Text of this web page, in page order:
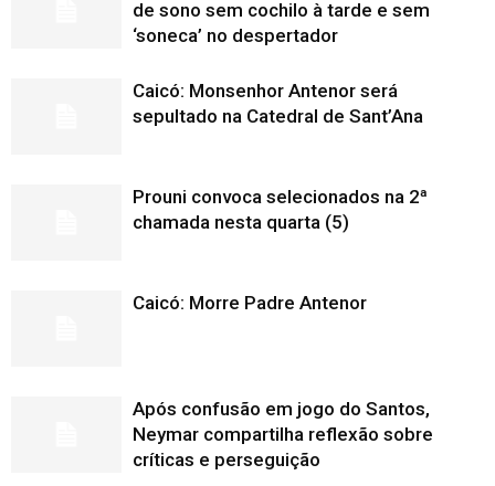
de sono sem cochilo à tarde e sem
‘soneca’ no despertador
Caicó: Monsenhor Antenor será
sepultado na Catedral de Sant’Ana
Prouni convoca selecionados na 2ª
chamada nesta quarta (5)
Caicó: Morre Padre Antenor
Após confusão em jogo do Santos,
Neymar compartilha reflexão sobre
críticas e perseguição